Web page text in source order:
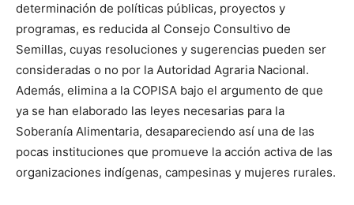
determinación de políticas públicas, proyectos y
programas, es reducida al Consejo Consultivo de
Semillas, cuyas resoluciones y sugerencias pueden ser
consideradas o no por la Autoridad Agraria Nacional.
Además, elimina a la COPISA bajo el argumento de que
ya se han elaborado las leyes necesarias para la
Soberanía Alimentaria, desapareciendo así una de las
pocas instituciones que promueve la acción activa de las
organizaciones indígenas, campesinas y mujeres rurales.